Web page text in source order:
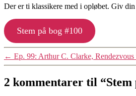
Der er ti klassikere med i opløbet. Giv din
Stem på bog #100
← Ep. 99: Arthur C. Clarke, Rendezvous
2 kommentarer til “Stem